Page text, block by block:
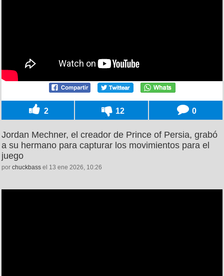
2 12 0
Jordan Mechner, el creador de Prince of Persia, grabó
a su hermano para capturar los movimientos para el
juego
por chuckbass el 13 ene 2026, 10:26